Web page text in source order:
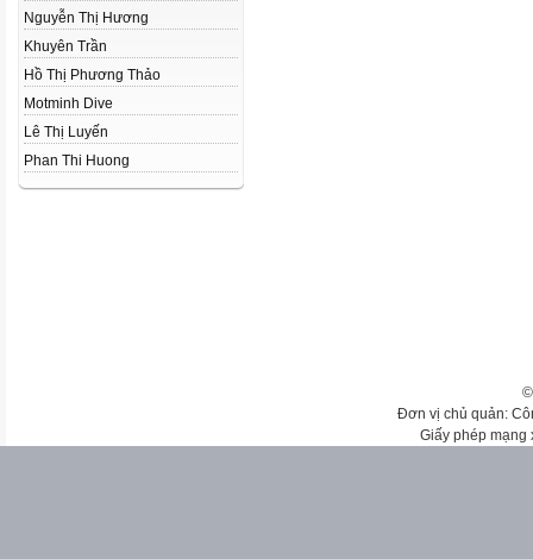
Nguyễn Thị Hương
Khuyên Trần
Hồ Thị Phương Thảo
Motminh Dive
Lê Thị Luyến
Phan Thi Huong
Đơn vị chủ quản:
Giấy phép mạng